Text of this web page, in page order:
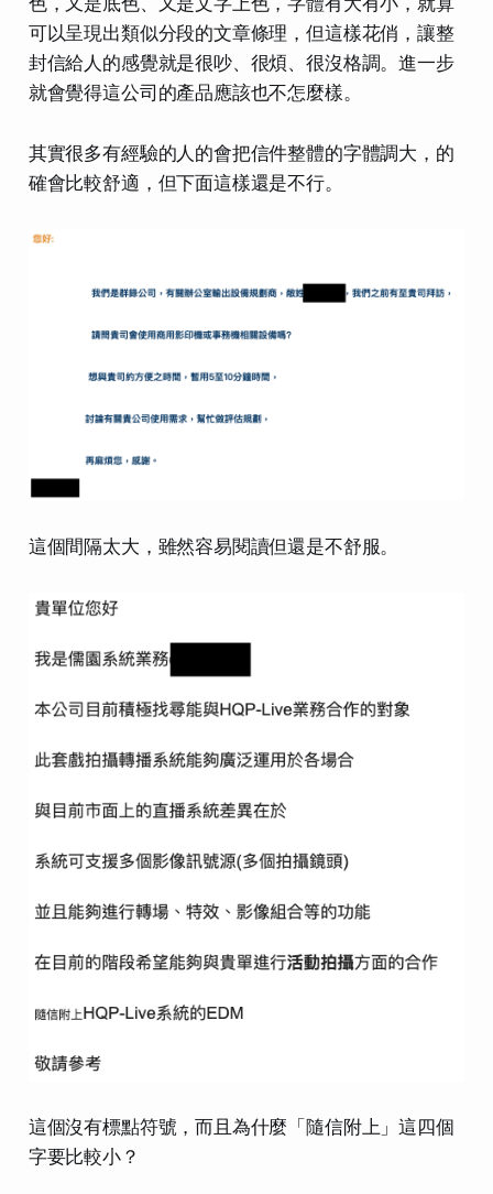
可以呈現出類似分段的文章條理，但這樣花俏，讓整
封信給人的感覺就是很吵、很煩、很沒格調。進一步
就會覺得這公司的產品應該也不怎麼樣。
其實很多有經驗的人的會把信件整體的字體調大，的
確會比較舒適，但下面這樣還是不行。
這個間隔太大，雖然容易閱讀但還是不舒服。
這個沒有標點符號，而且為什麼「隨信附上」這四個
字要比較小？